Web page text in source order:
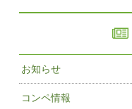
お知らせ
コンペ情報